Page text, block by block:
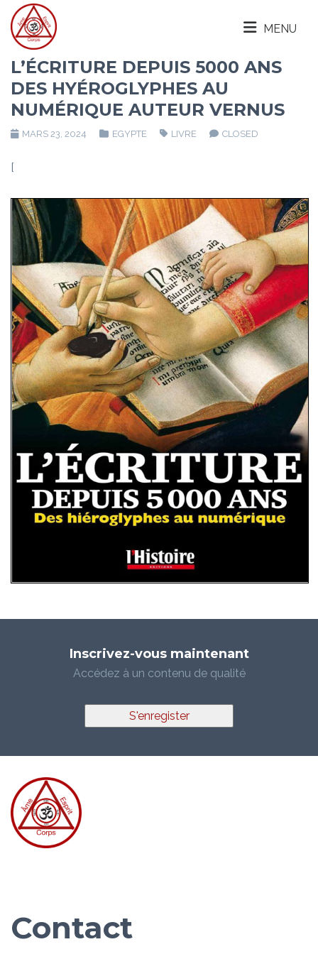
MENU
L’ÉCRITURE DEPUIS 5000 ANS
DES HYÉROGLYPHES AU
NUMÉRIQUE AUTEUR VERNUS
MARS 23, 2024 EGYPTE LIVRE CLOSED
[
Inscrivez-vous maintenant
Accédez à un contenu de qualité
S'enregister
Contact